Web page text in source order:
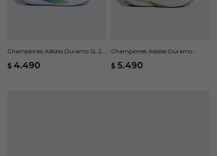
Championes Adidas Duramo SL 2 -
$ 4.490
Championes Adidas Duramo
$ 5.490